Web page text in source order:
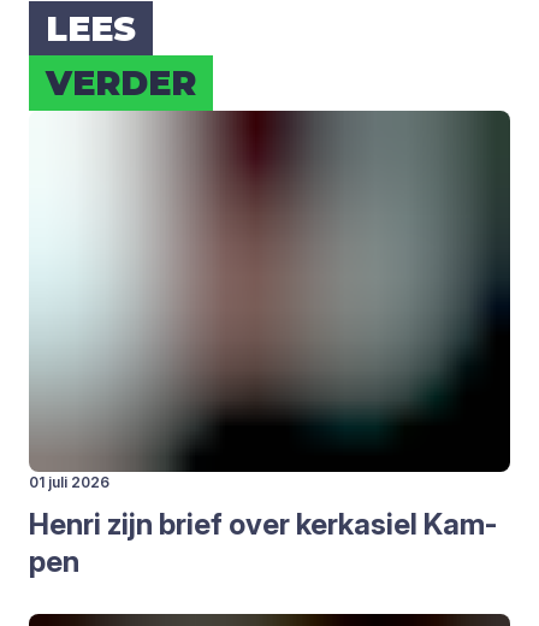
LEES
VER­DER
01 juli 2026
Hen­ri zijn brief over kerk­asiel Kam­
pen